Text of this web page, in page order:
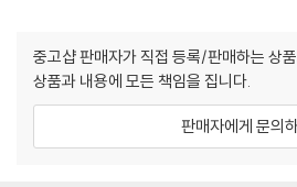
중고샵 판매자가 직접 등록/판매하는 상
상품과 내용에 모든 책임을 집니다.
판매자에게 문의